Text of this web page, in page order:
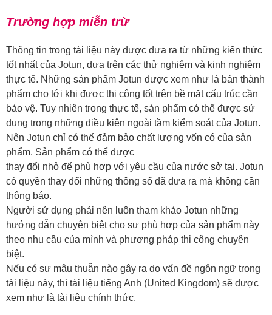
Trường hợp miễn trừ
Thông tin trong tài liệu này được đưa ra từ những kiến thức
tốt nhất của Jotun, dựa trên các thử nghiệm và kinh nghiệm
thực tế. Những sản phẩm Jotun được xem như là bán thành
phẩm cho tới khi được thi công tốt trên bề mặt cấu trúc cần
bảo vệ. Tuy nhiên trong thực tế, sản phẩm có thể được sử
dụng trong những điều kiện ngoài tầm kiểm soát của Jotun.
Nên Jotun chỉ có thể đảm bảo chất lượng vốn có của sản
phẩm. Sản phẩm có thể được
thay đổi nhỏ để phù hợp với yêu cầu của nước sở tại. Jotun
có quyền thay đổi những thông số đã đưa ra mà không cần
thông báo.
Người sử dụng phải nên luôn tham khảo Jotun những
hướng dẫn chuyên biệt cho sự phù hợp của sản phẩm này
theo nhu cầu của mình và phương pháp thi công chuyên
biệt.
Nếu có sự mâu thuẫn nào gây ra do vấn đề ngôn ngữ trong
tài liệu này, thì tài liệu tiếng Anh (United Kingdom) sẽ được
xem như là tài liệu chính thức.